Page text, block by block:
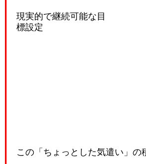
現実的で継続可能な目
標設定
この「ちょっとした気遣い」の